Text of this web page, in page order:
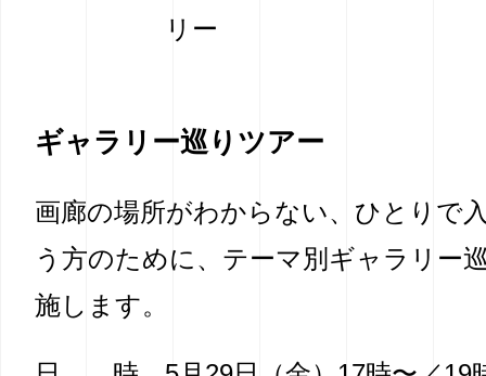
リー
ギャラリー巡りツアー
画廊の場所がわからない、ひとりで
う方のために、テーマ別ギャラリー
施します。